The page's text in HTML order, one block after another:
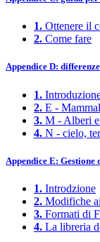
1. Ottenere il
2. Come fare
Appendice D:
1.
2. E -
3. M - Alberi
4. N - cielo,
Appendice E: Gestione
1. Introdzione
2. Modifiche
3. Formati di
4. La libreria